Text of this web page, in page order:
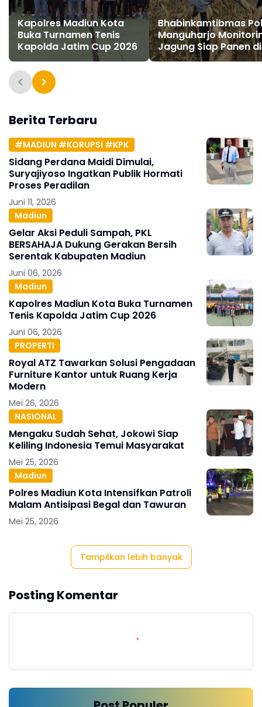
Kapolres Madiun Kota
Buka Turnamen Tenis
Kapolda Jatim Cup 2026
Bhabinkamtibmas
Manguharjo
Jagung Siap Panen di
Madiun, Dukung
Berita Terbaru
#MADIUN #KORUPSI #KPK
Sidang Perdana Maidi Dimulai,
Suryajiyoso Ingatkan Publik Hormati
Proses Peradilan
Juni 11, 2026
Madiun
Gelar Aksi Peduli Sampah, PKL
BERSAHAJA Dukung Gerakan Bersih
Serentak Kabupaten Madiun
Juni 06, 2026
Madiun
Kapolres Madiun Kota Buka Turnamen
Tenis Kapolda Jatim Cup 2026
Juni 06, 2026
PROPERTI
Royal ATZ Tawarkan Solusi Pengadaan
Furniture Kantor untuk Ruang Kerja
Modern
Mei 26, 2026
NASIONAL
Mengaku Sudah Sehat, Jokowi Siap
Keliling Indonesia Temui Masyarakat
Mei 25, 2026
Madiun
Polres Madiun Kota Intensifkan Patroli
Malam Antisipasi Begal dan Tawuran
Mei 25, 2026
Tampilkan lebih banyak
Posting Komentar